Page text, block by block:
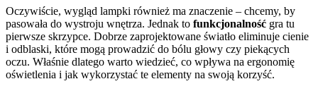
Oczywiście, wygląd lampki również ma znaczenie – chcemy, by
pasowała do wystroju wnętrza. Jednak to funkcjonalność gra tu
pierwsze skrzypce. Dobrze zaprojektowane światło eliminuje cienie
i odblaski, które mogą prowadzić do bólu głowy czy piekących
oczu. Właśnie dlatego warto wiedzieć, co wpływa na ergonomię
oświetlenia i jak wykorzystać te elementy na swoją korzyść.